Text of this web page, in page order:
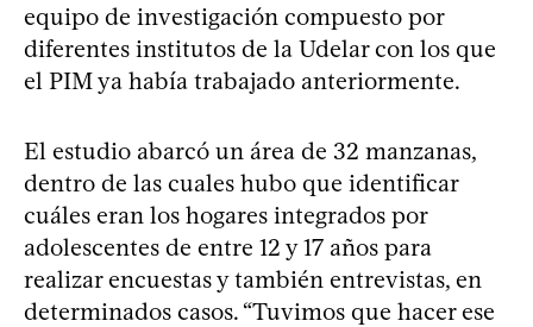
equipo de investigación compuesto por
diferentes institutos de la Udelar con los que
el PIM ya había trabajado anteriormente.
El estudio abarcó un área de 32 manzanas,
dentro de las cuales hubo que identificar
cuáles eran los hogares integrados por
adolescentes de entre 12 y 17 años para
realizar encuestas y también entrevistas, en
determinados casos. “Tuvimos que hacer ese